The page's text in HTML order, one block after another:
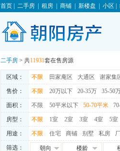
首页| 二手房| 租房| 商铺| 新楼盘 小区
二手房> 共11931套在售房源
区域： 不限 田家庵区 大通区 谢家集
售价： 不限 20万以下 20-35万 35-50
面积： 不限 50平米以下 50-70平米
房型： 不限 1室 2室 3室 4室 5室
用途： 不限 住宅 商铺 别墅 私房
筛选：
朝向
楼龄